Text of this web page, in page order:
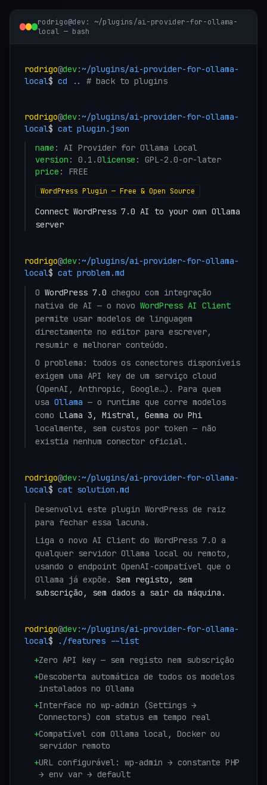
rodrigo@dev: ~/plugins/ai-provider-for-ollama-
local — bash
rodrigo@dev:~/plugins/ai-provider-for-ollama-
local$ cd .. # back to plugins
rodrigo@dev:~/plugins/ai-provider-for-ollama-
local$ cat plugin.json
name : AI Provider for Ollama Local
version : 0.1.0license : GPL-2.0-or-later
price : FREE
WordPress Plugin — Free & Open Source
Connect WordPress 7.0 AI to your own Ollama
server
rodrigo@dev:~/plugins/ai-provider-for-ollama-
local$ cat problem.md
O WordPress 7.0 chegou com integração
nativa de AI — o novo WordPress AI Client
permite usar modelos de linguagem
directamente no editor para escrever,
resumir e melhorar conteúdo.
O problema: todos os conectores disponíveis
exigem uma API key de um serviço cloud
(OpenAI, Anthropic, Google…). Para quem
usa Ollama — o runtime que corre modelos
como Llama 3, Mistral, Gemma ou Phi
localmente, sem custos por token — não
existia nenhum conector oficial.
rodrigo@dev:~/plugins/ai-provider-for-ollama-
local$ cat solution.md
Desenvolvi este plugin WordPress de raiz
para fechar essa lacuna.
Liga o novo AI Client do WordPress 7.0 a
qualquer servidor Ollama local ou remoto,
usando o endpoint OpenAI-compatível que o
Ollama já expõe.
Sem registo, sem
subscrição, sem dados a sair da máquina.
rodrigo@dev:~/plugins/ai-provider-for-ollama-
local$
./features --list
+Zero API key — sem registo nem subscrição
+Descoberta automática de todos os modelos
instalados no Ollama
+Interface no wp-admin (Settings →
Connectors) com status em tempo real
+Compatível com Ollama local, Docker ou
servidor remoto
+URL configurável: wp-admin → constante PHP
→ env var → default